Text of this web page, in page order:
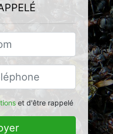
et d'être rappelé